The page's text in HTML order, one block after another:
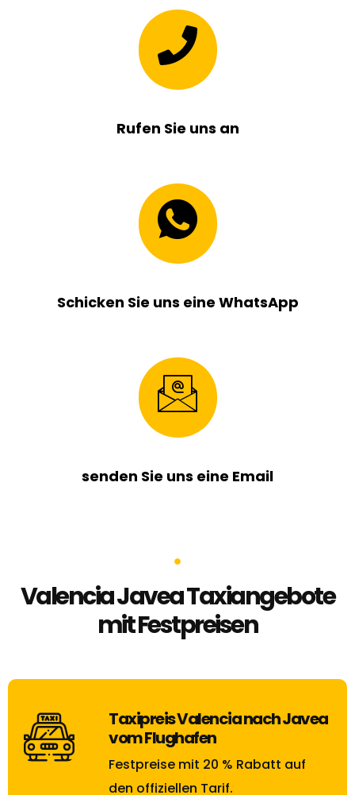
Rufen Sie uns an
Schicken Sie uns eine WhatsApp
senden Sie uns eine Email
Valencia Javea Taxiangebote
mit Festpreisen
Taxipreis Valencia nach Javea
vom Flughafen
Festpreise mit 20 % Rabatt auf
den offiziellen Tarif.